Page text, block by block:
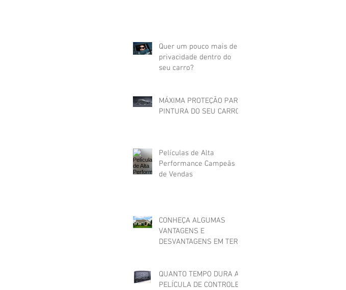
Quer um pouco mais de
privacidade dentro do
seu carro?
MÁXIMA PROTEÇÃO PARA
PINTURA DO SEU CARRO!
Películas de Alta
Performance Campeãs
de Vendas
CONHEÇA ALGUMAS
VANTAGENS E
DESVANTAGENS EM TER
QUANTO TEMPO DURA A
PELÍCULA DE CONTROLE